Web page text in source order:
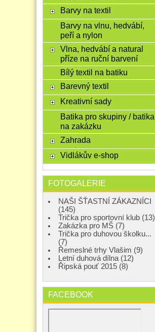
Barvy na textil
Barvy na vlnu, hedvábí,
peří a nylon
Vlna, hedvábí a natural
příze na ruční barvení
Bílý textil na batiku
Barevný textil
Kreativní sady
Batika pro skupiny / batika
na zakázku
Zahrada
Vidlákův e-shop
FOTOGALERIE
NAŠI ŠŤASTNÍ ZÁKAZNÍCI
(145)
Trička pro sportovní klub (13)
Zakázka pro MŠ (7)
Trička pro duhovou školku...
(7)
Řemeslné trhy Vlašim (9)
Letní duhová dílna (12)
Řipská pouť 2015 (8)
FACEBOOK